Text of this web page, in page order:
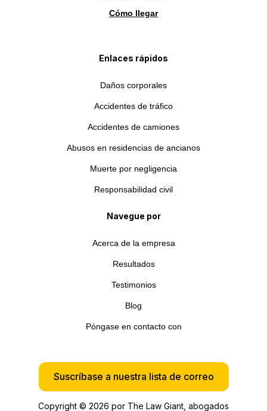
Cómo llegar
Enlaces rápidos
Daños corporales
Accidentes de tráfico
Accidentes de camiones
Abusos en residencias de ancianos
Muerte por negligencia
Responsabilidad civil
Navegue por
Acerca de la empresa
Resultados
Testimonios
Blog
Póngase en contacto con
Suscríbase a nuestra lista de correo
Copyright © 2026 por The Law Giant, abogados